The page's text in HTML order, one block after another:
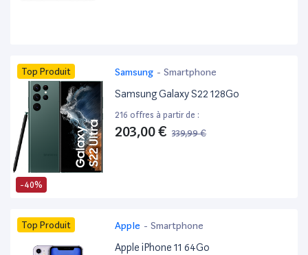
-40%
Top Produit Samsung - Smartphone
Samsung Galaxy S22 128Go
216 offres à partir de :
203,00 € 339,99 €
Top Produit Apple - Smartphone
Apple iPhone 11 64Go